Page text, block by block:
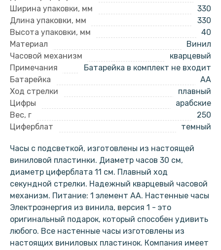
Ширина упаковки, мм
330
Длина упаковки, мм
330
Высота упаковки, мм
40
Материал
Винил
Часовой механизм
кварцевый
Примечания
Батарейка в комплект не входит
Батарейка
AA
Ход стрелки
плавный
Цифры
арабские
Вес, г
250
Циферблат
темный
Часы с подсветкой, изготовлены из настоящей
виниловой пластинки. Диаметр часов 30 см,
диаметр циферблата 11 см. Плавный ход
секундной стрелки. Надежный кварцевый часовой
механизм. Питание: 1 элемент АА. Настенные часы
Электроэнергия из винила, версия 1 - это
оригинальный подарок, который способен удивить
любого. Все настенные часы изготовлены из
настоящих виниловых пластинок. Компания имеет